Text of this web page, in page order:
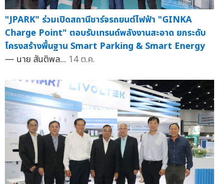
"JPARK" ร่วมเปิดสถานีชาร์จรถยนต์ไฟฟ้า "GINKA
Charge Point" ตอบรับเทรนด์พลังงานสะอาด ยกระดับ
โครงสร้างพื้นฐาน Smart Parking & Smart Energy
— นาย สันติพล... 14 ต.ค.